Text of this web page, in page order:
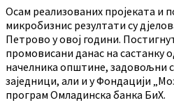
Осам реализованих пројеката и
микробизнис резултати су
Петрово у овој години.
промовисани данас на састанку
начелника општине, задовољни
заједници, али и у Фондацији
програм Омладинска банка БиХ.